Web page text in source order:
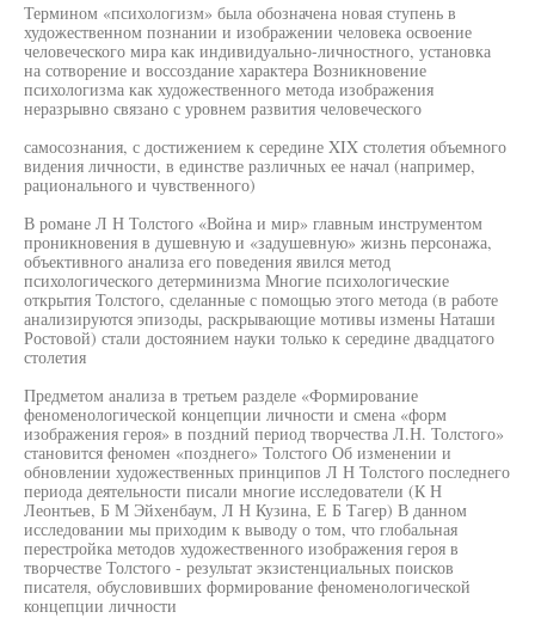
Термином «психологизм» была обозначена новая ступень в
художественном познании и изображении человека освоение
человеческого мира как индивидуально-личностного, установка
на сотворение и воссоздание характера Возникновение
психологизма как художественного метода изображения
неразрывно связано с уровнем развития человеческого
самосознания, с достижением к середине XIX столетия объемного
видения личности, в единстве различных ее начал (например,
рационального и чувственного)
В романе Л Н Толстого «Война и мир» главным инструментом
проникновения в душевную и «задушевную» жизнь персонажа,
объективного анализа его поведения явился метод
психологического детерминизма Многие психологические
открытия Толстого, сделанные с помощью этого метода (в работе
анализируются эпизоды, раскрывающие мотивы измены Наташи
Ростовой) стали достоянием науки только к середине двадцатого
столетия
Предметом анализа в третьем разделе «Формирование
феноменологической концепции личности и смена «форм
изображения героя» в поздний период творчества Л.Н. Толстого»
становится феномен «позднего» Толстого Об изменении и
обновлении художественных принципов Л Н Толстого последнего
периода деятельности писали многие исследователи (К Н
Леонтьев, Б М Эйхенбаум, Л Н Кузина, Е Б Тагер) В данном
исследовании мы приходим к выводу о том, что глобальная
перестройка методов художественного изображения героя в
творчестве Толстого - результат экзистенциальных поисков
писателя, обусловивших формирование феноменологической
концепции личности